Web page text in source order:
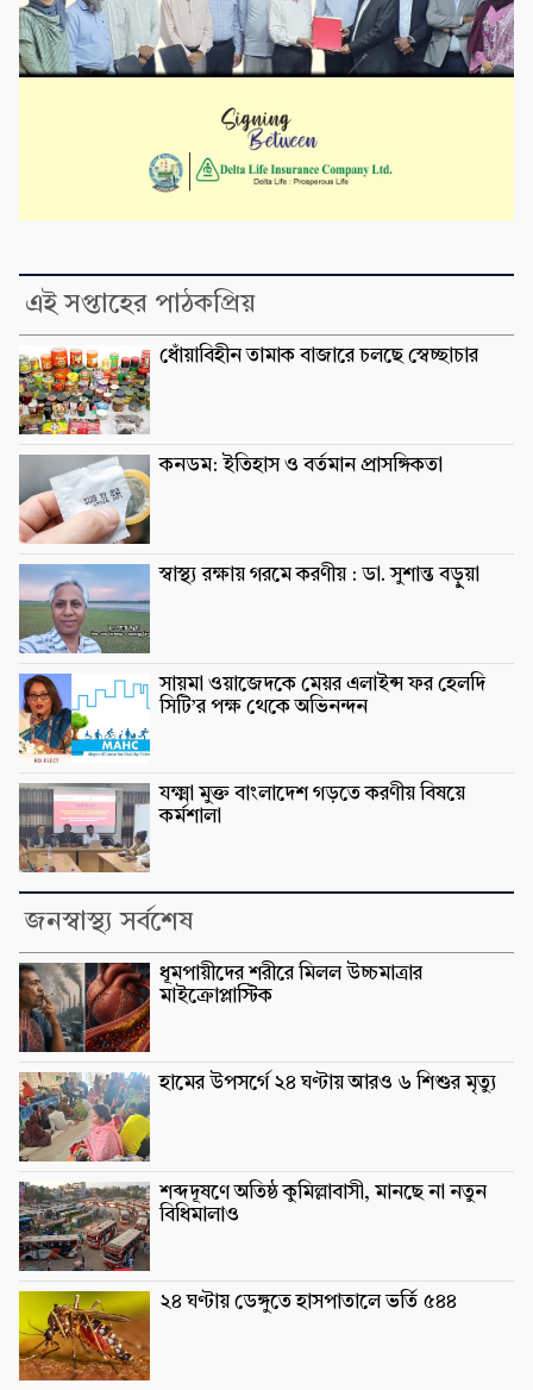
এই সপ্তাহের পাঠকপ্রিয়
ধোঁয়াবিহীন তামাক বাজারে চলছে স্বেচ্ছাচার
কনডম: ইতিহাস ও বর্তমান প্রাসঙ্গিকতা
স্বাস্থ্য রক্ষায় গরমে করণীয় : ডা. সুশান্ত বড়ুুয়া
সায়মা ওয়াজেদকে মেয়র এলাইন্স ফর হেলদি
সিটি’র পক্ষ থেকে অভিনন্দন
যক্ষ্মা মুক্ত বাংলাদেশ গড়তে করণীয় বিষয়ে
কর্মশালা
জনস্বাস্থ্য সর্বশেষ
ধূমপায়ীদের শরীরে মিলল উচ্চমাত্রার
মাইক্রোপ্লাস্টিক
হামের উপসর্গে ২৪ ঘণ্টায় আরও ৬ শিশুর মৃত্যু
শব্দদূষণে অতিষ্ঠ কুমিল্লাবাসী, মানছে না নতুন
বিধিমালাও
২৪ ঘণ্টায় ডেঙ্গুতে হাসপাতালে ভর্তি ৫৪৪